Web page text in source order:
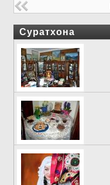
Суратхона